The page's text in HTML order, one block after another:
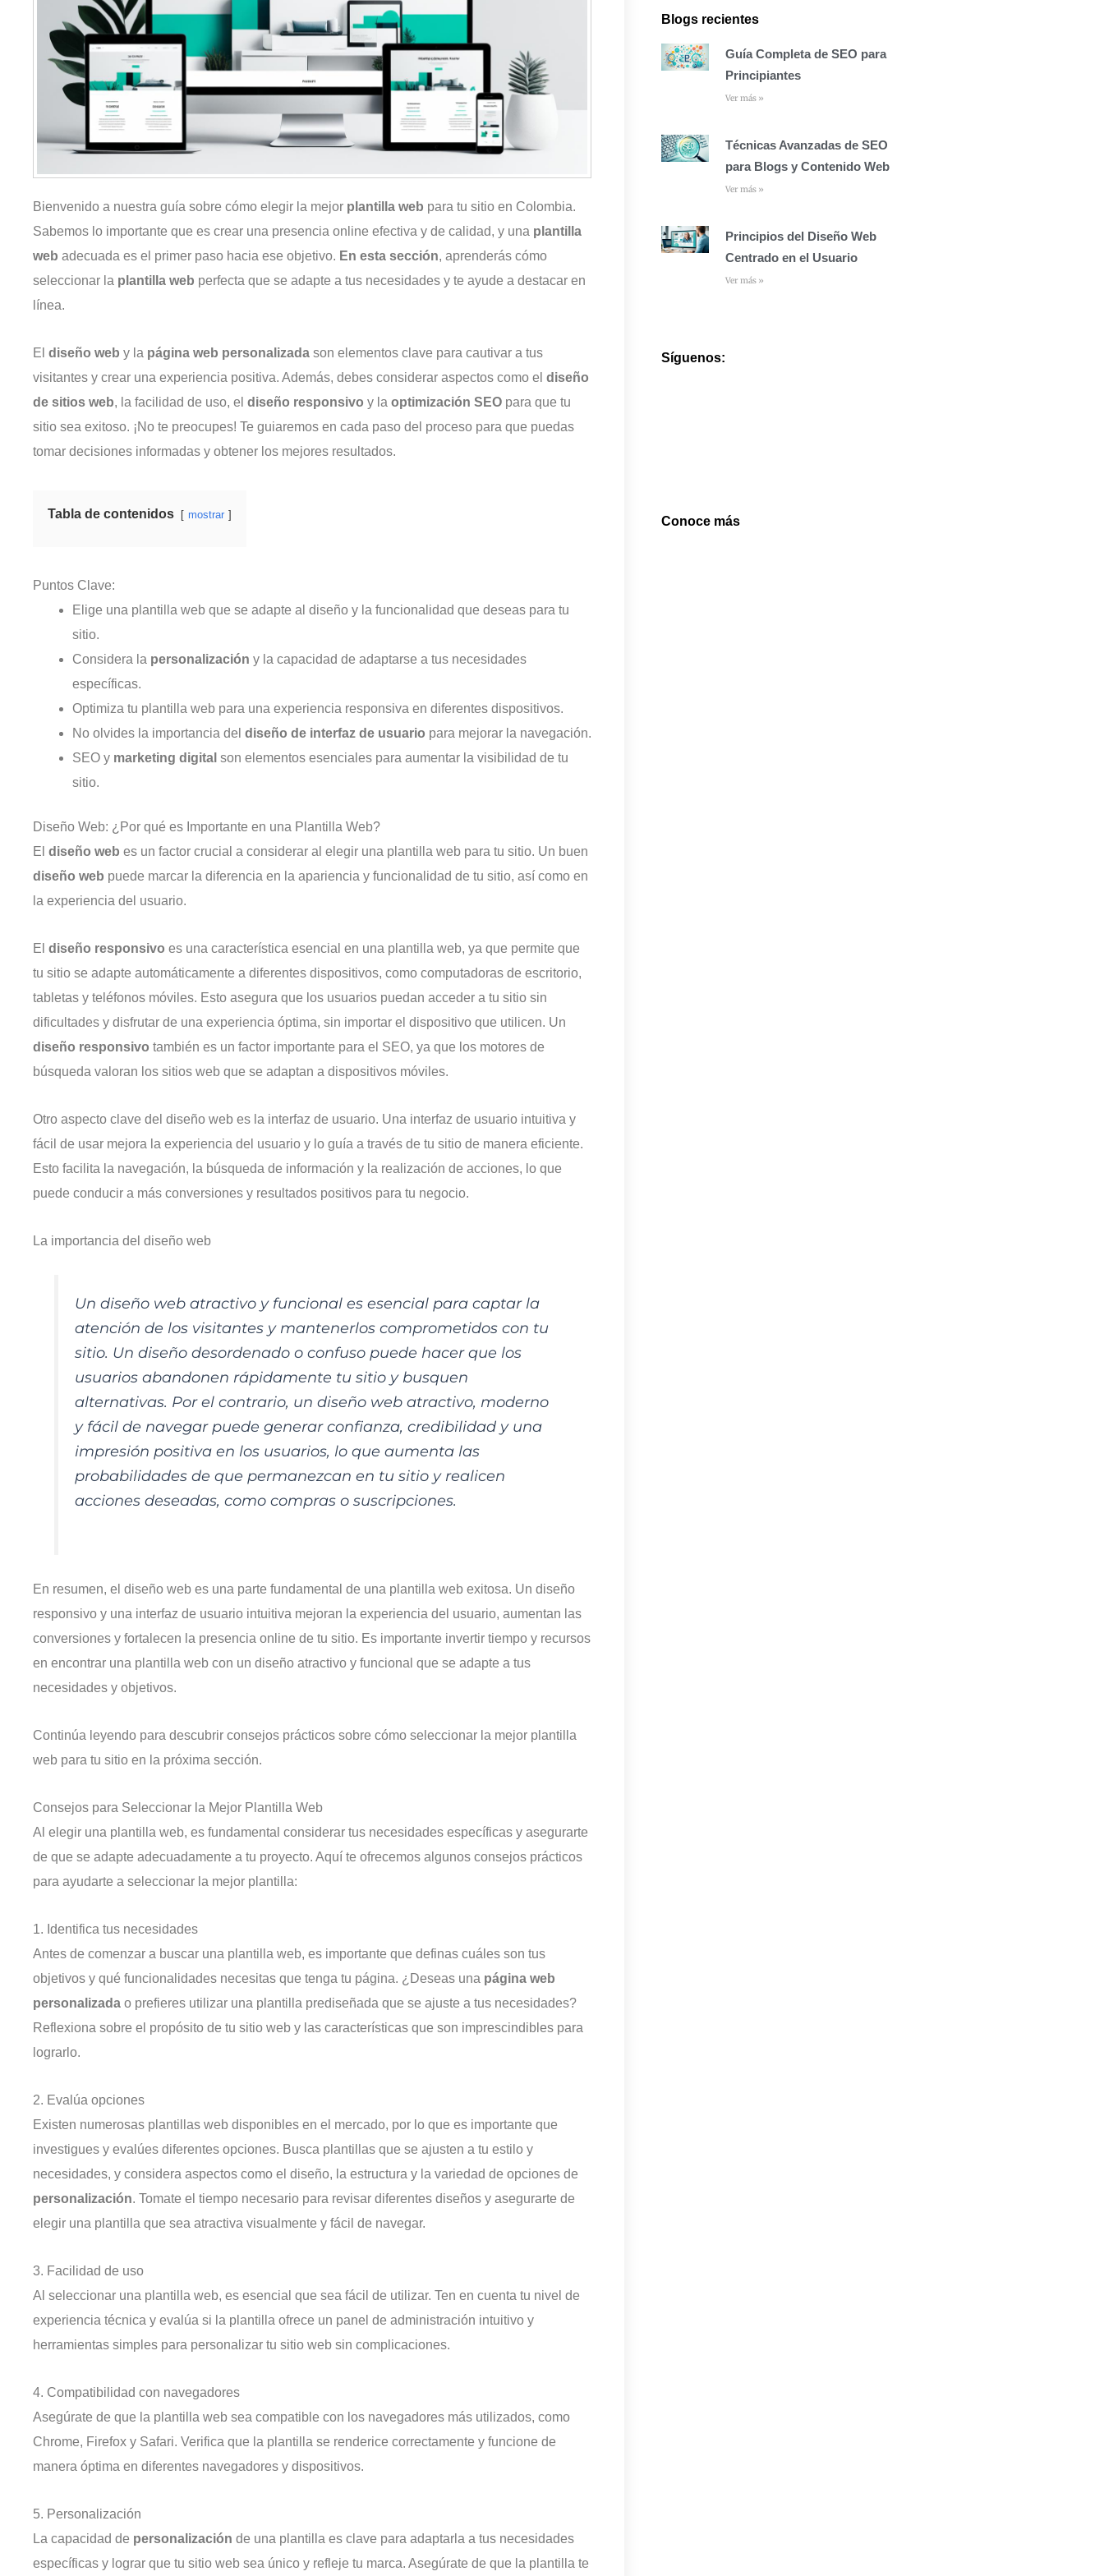
Bienvenido a nuestra guía sobre cómo elegir la mejor plantilla web para tu sitio en Colombia.
Sabemos lo importante que es crear una presencia online efectiva y de calidad, y una plantilla
web adecuada es el primer paso hacia ese objetivo. En esta sección, aprenderás cómo
seleccionar la plantilla web perfecta que se adapte a tus necesidades y te ayude a destacar en
línea.
El diseño web y la página web personalizada son elementos clave para cautivar a tus
visitantes y crear una experiencia positiva. Además, debes considerar aspectos como el diseño
de sitios web, la facilidad de uso, el diseño responsivo y la optimización SEO para que tu
sitio sea exitoso. ¡No te preocupes! Te guiaremos en cada paso del proceso para que puedas
tomar decisiones informadas y obtener los mejores resultados.
Tabla de contenidos mostrar
Puntos Clave:
Elige una plantilla web que se adapte al diseño y la funcionalidad que deseas para tu
sitio.
Considera la personalización y la capacidad de adaptarse a tus necesidades
específicas.
Optimiza tu plantilla web para una experiencia responsiva en diferentes dispositivos.
No olvides la importancia del diseño de interfaz de usuario para mejorar la navegación.
SEO y marketing digital son elementos esenciales para aumentar la visibilidad de tu
sitio.
Diseño Web: ¿Por qué es Importante en una Plantilla Web?
El diseño web es un factor crucial a considerar al elegir una plantilla web para tu sitio. Un buen
diseño web puede marcar la diferencia en la apariencia y funcionalidad de tu sitio, así como en
la experiencia del usuario.
El diseño responsivo es una característica esencial en una plantilla web, ya que permite que
tu sitio se adapte automáticamente a diferentes dispositivos, como computadoras de escritorio,
tabletas y teléfonos móviles. Esto asegura que los usuarios puedan acceder a tu sitio sin
dificultades y disfrutar de una experiencia óptima, sin importar el dispositivo que utilicen. Un
diseño responsivo también es un factor importante para el SEO, ya que los motores de
búsqueda valoran los sitios web que se adaptan a dispositivos móviles.
Otro aspecto clave del diseño web es la interfaz de usuario. Una interfaz de usuario intuitiva y
fácil de usar mejora la experiencia del usuario y lo guía a través de tu sitio de manera eficiente.
Esto facilita la navegación, la búsqueda de información y la realización de acciones, lo que
puede conducir a más conversiones y resultados positivos para tu negocio.
La importancia del diseño web
Un diseño web atractivo y funcional es esencial para captar la
atención de los visitantes y mantenerlos comprometidos con tu
sitio. Un diseño desordenado o confuso puede hacer que los
usuarios abandonen rápidamente tu sitio y busquen
alternativas. Por el contrario, un diseño web atractivo, moderno
y fácil de navegar puede generar confianza, credibilidad y una
impresión positiva en los usuarios, lo que aumenta las
probabilidades de que permanezcan en tu sitio y realicen
acciones deseadas, como compras o suscripciones.
En resumen, el diseño web es una parte fundamental de una plantilla web exitosa. Un diseño
responsivo y una interfaz de usuario intuitiva mejoran la experiencia del usuario, aumentan las
conversiones y fortalecen la presencia online de tu sitio. Es importante invertir tiempo y recursos
en encontrar una plantilla web con un diseño atractivo y funcional que se adapte a tus
necesidades y objetivos.
Continúa leyendo para descubrir consejos prácticos sobre cómo seleccionar la mejor plantilla
web para tu sitio en la próxima sección.
Consejos para Seleccionar la Mejor Plantilla Web
Al elegir una plantilla web, es fundamental considerar tus necesidades específicas y asegurarte
de que se adapte adecuadamente a tu proyecto. Aquí te ofrecemos algunos consejos prácticos
para ayudarte a seleccionar la mejor plantilla:
1. Identifica tus necesidades
Antes de comenzar a buscar una plantilla web, es importante que definas cuáles son tus
objetivos y qué funcionalidades necesitas que tenga tu página. ¿Deseas una página web
personalizada o prefieres utilizar una plantilla prediseñada que se ajuste a tus necesidades?
Reflexiona sobre el propósito de tu sitio web y las características que son imprescindibles para
lograrlo.
2. Evalúa opciones
Existen numerosas plantillas web disponibles en el mercado, por lo que es importante que
investigues y evalúes diferentes opciones. Busca plantillas que se ajusten a tu estilo y
necesidades, y considera aspectos como el diseño, la estructura y la variedad de opciones de
personalización. Tomate el tiempo necesario para revisar diferentes diseños y asegurarte de
elegir una plantilla que sea atractiva visualmente y fácil de navegar.
3. Facilidad de uso
Al seleccionar una plantilla web, es esencial que sea fácil de utilizar. Ten en cuenta tu nivel de
experiencia técnica y evalúa si la plantilla ofrece un panel de administración intuitivo y
herramientas simples para personalizar tu sitio web sin complicaciones.
4. Compatibilidad con navegadores
Asegúrate de que la plantilla web sea compatible con los navegadores más utilizados, como
Chrome, Firefox y Safari. Verifica que la plantilla se renderice correctamente y funcione de
manera óptima en diferentes navegadores y dispositivos.
5. Personalización
La capacidad de personalización de una plantilla es clave para adaptarla a tus necesidades
específicas y lograr que tu sitio web sea único y refleje tu marca. Asegúrate de que la plantilla te
Blogs recientes
Guía Completa de SEO para
Principiantes
Ver más »
Técnicas Avanzadas de SEO
para Blogs y Contenido Web
Ver más »
Principios del Diseño Web
Centrado en el Usuario
Ver más »
Síguenos:
Conoce más